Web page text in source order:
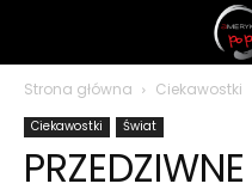
Strona główna Ciekawostki
Ciekawostki Świat